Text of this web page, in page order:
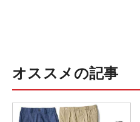
オススメの記事